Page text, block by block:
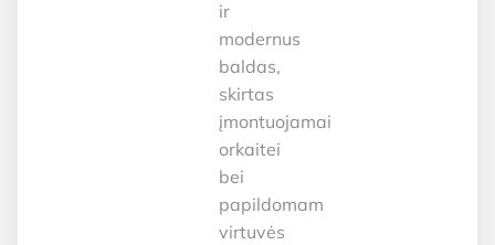
ir
modernus
baldas,
skirtas
įmontuojamai
orkaitei
bei
papildomam
virtuvės